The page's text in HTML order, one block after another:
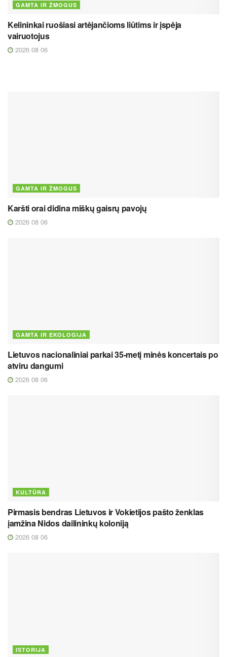
GAMTA IR ŽMOGUS
Kelininkai ruošiasi artėjančioms liūtims ir įspėja
vairuotojus
2026 08 06
GAMTA IR ŽMOGUS
Karšti orai didina miškų gaisrų pavojų
2026 08 06
GAMTA IR EKOLOGIJA
Lietuvos nacionaliniai parkai 35-metį minės koncertais po
atviru dangumi
2026 08 06
KULTŪRA
Pirmasis bendras Lietuvos ir Vokietijos pašto ženklas
įamžina Nidos dailininkų koloniją
2026 08 06
ISTORIJA